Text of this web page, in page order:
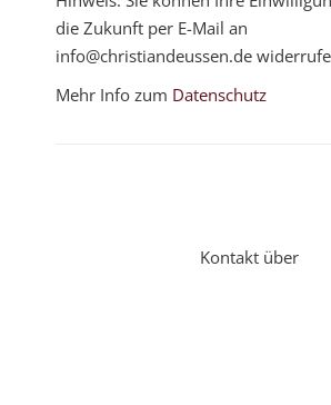
die Zukunft per E-Mail an
info@christiandeussen.de
Mehr Info zum Datenschutz
Kontakt über